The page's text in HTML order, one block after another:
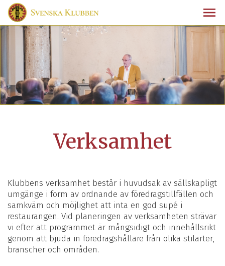
Verksamhet
Klubbens verksamhet består i huvudsak av sällskapligt
umgänge i form av ordnande av föredragstillfällen och
samkväm och möjlighet att inta en god supé i
restaurangen. Vid planeringen av verksamheten strävar
vi efter att programmet är mångsidigt och innehållsrikt
genom att bjuda in föredragshållare från olika stilarter,
branscher och områden.